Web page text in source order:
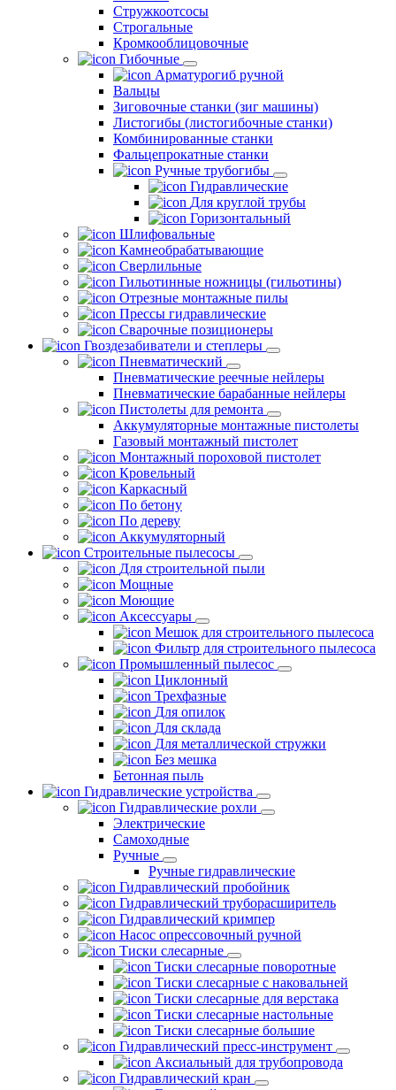
Стружкоотсосы
Строгальные
Кромкооблицовочные
Гибочные
Арматурогиб ручной
Вальцы
Зиговочные станки (зиг машины)
Листогибы (листогибочные станки)
Комбинированные станки
Фальцепрокатные станки
Ручные трубогибы
Гидравлические
Для круглой трубы
Горизонтальный
Шлифовальные
Камнеобрабатывающие
Сверлильные
Гильотинные ножницы (гильотины)
Отрезные монтажные пилы
Прессы гидравлические
Сварочные позиционеры
Гвоздезабиватели и степлеры
Пневматический
Пневматические реечные нейлеры
Пневматические барабанные нейлеры
Пистолеты для ремонта
Аккумуляторные монтажные пистолеты
Газовый монтажный пистолет
Монтажный пороховой пистолет
Кровельный
Каркасный
По бетону
По дереву
Аккумуляторный
Строительные пылесосы
Для строительной пыли
Мощные
Моющие
Аксессуары
Мешок для строительного пылесоса
Фильтр для строительного пылесоса
Промышленный пылесос
Циклонный
Трехфазные
Для опилок
Для склада
Для металлической стружки
Без мешка
Бетонная пыль
Гидравлические устройства
Гидравлические рохли
Электрические
Самоходные
Ручные
Ручные гидравлические
Гидравлический пробойник
Гидравлический труборасширитель
Гидравлический кримпер
Насос опрессовочный ручной
Тиски слесарные
Тиски слесарные поворотные
Тиски слесарные с наковальней
Тиски слесарные для верстака
Тиски слесарные настольные
Тиски слесарные большие
Гидравлический пресс-инструмент
Аксиальный для трубопровода
Гидравлический кран